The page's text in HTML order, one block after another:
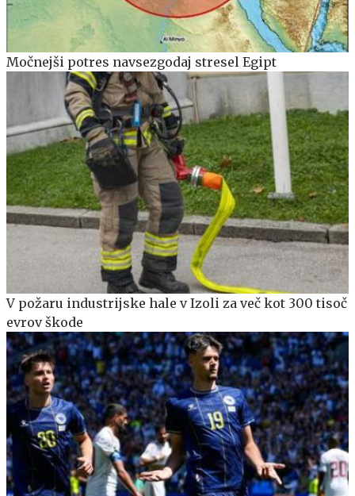
Močnejši potres navsezgodaj stresel Egipt
V požaru industrijske hale v Izoli za več kot 300 tisoč
evrov škode